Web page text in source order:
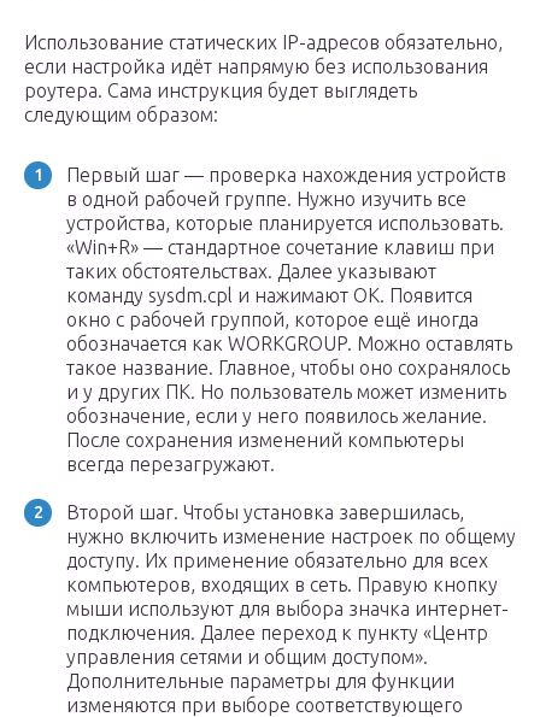
Использование статических IP-адресов обязательно,
если настройка идёт напрямую без использования
роутера. Сама инструкция будет выглядеть
следующим образом:
Первый шаг — проверка нахождения устройств
в одной рабочей группе. Нужно изучить все
устройства, которые планируется использовать.
«Win+R» — стандартное сочетание клавиш при
таких обстоятельствах. Далее указывают
команду sysdm.cpl и нажимают ОК. Появится
окно с рабочей группой, которое ещё иногда
обозначается как WORKGROUP. Можно оставлять
такое название. Главное, чтобы оно сохранялось
и у других ПК. Но пользователь может изменить
обозначение, если у него появилось желание.
После сохранения изменений компьютеры
всегда перезагружают.
Второй шаг. Чтобы установка завершилась,
нужно включить изменение настроек по общему
доступу. Их применение обязательно для всех
компьютеров, входящих в сеть. Правую кнопку
мыши используют для выбора значка интернет-
подключения. Далее переход к пункту «Центр
управления сетями и общим доступом».
Дополнительные параметры для функции
изменяются при выборе соответствующего